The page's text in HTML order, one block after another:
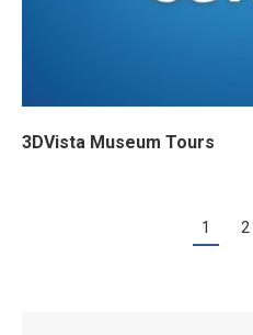
3DVista Museum Tours
1 2